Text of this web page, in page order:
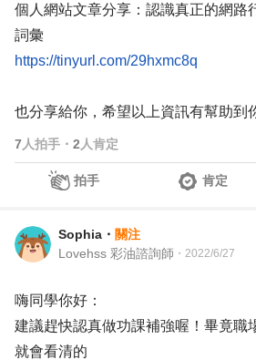
個人網站文章分享：認識真正的網路
詞彙
https://tinyurl.com/29hxmc8q
也分享給你，希望以上資訊有幫助到
7 人拍手 ・ 2 人肯定
拍手 肯定
Sophia ・ 關注
Lovehss 彩油諮詢師 ・ 2022/6/27
嗨同學你好：
建議趕快認真做功課補強喔！畢竟職
就會看清的